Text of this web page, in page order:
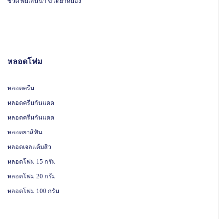
หลอดโฟม
หลอดครีม
หลอดครีมกันแดด
หลอดครีมกันแดด
หลอดยาสีฟัน
หลอดเจลแต้มสิว
หลอดโฟม 15 กรัม
หลอดโฟม 20 กรัม
หลอดโฟม 100 กรัม